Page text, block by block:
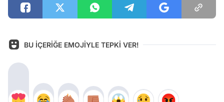
BU İÇERİĞE EMOJİYLE TEPKİ VER!